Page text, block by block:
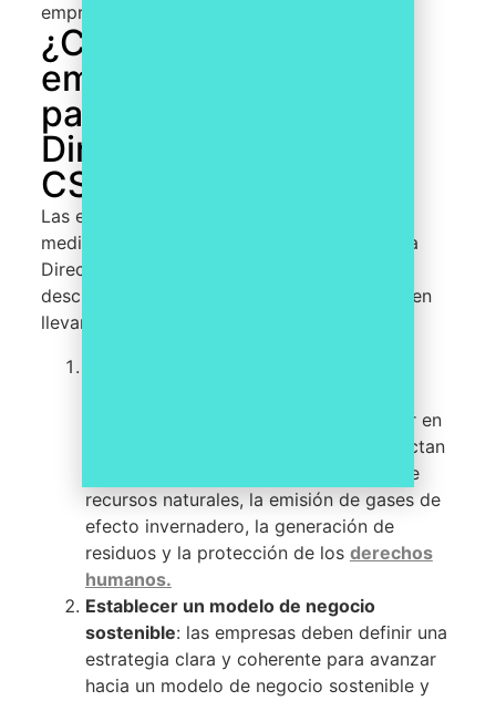
empresas.
¿Cómo pueden las
empresas prepararse
para cumplir con la
Directiva Europea
CSRD?
Las empresas pueden tomar una serie de
medidas para prepararse para cumplir con la
Directiva Europea CSRD. A continuación, se
describen algunas de las acciones que pueden
llevar a cabo:
las empresas deben analizar en
profundidad cómo sus actividades afectan
a la sostenibilidad, incluyendo el uso de
recursos naturales, la emisión de gases de
efecto invernadero, la generación de
residuos y la protección de los derechos
humanos.
Establecer un modelo de negocio
sostenible: las empresas deben definir una
estrategia clara y coherente para avanzar
hacia un modelo de negocio sostenible y